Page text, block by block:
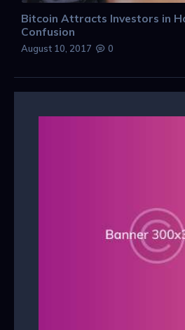
Bitcoin Attracts Investors in
Confusion
August 10, 2017 0